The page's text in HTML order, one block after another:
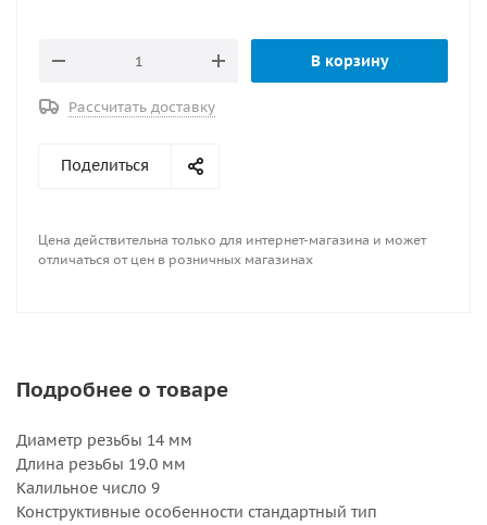
В корзину
Рассчитать доставку
Поделиться
Цена действительна только для интернет-магазина и может
отличаться от цен в розничных магазинах
Подробнее о товаре
Диаметр резьбы 14 мм
Длина резьбы 19.0 мм
Калильное число 9
Конструктивные особенности стандартный тип